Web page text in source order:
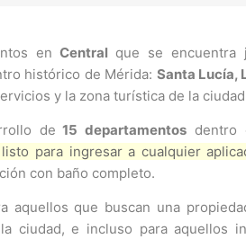
en Central que se encuentra
histórico de Mérida: Santa Lucía,
y la zona turística de la
de 15 departamentos dentro
para ingresar a cualquier
con baño completo.
aquellos que buscan una
ciudad, e incluso para aquellos